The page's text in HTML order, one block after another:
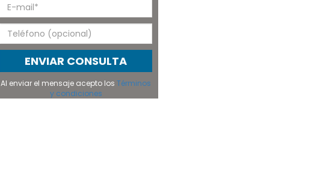
ENVIAR CONSULTA
Al enviar el mensaje acepto losTérminos
y condiciones